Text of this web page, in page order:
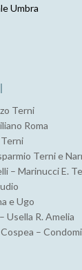
Umbra
Terni
Roma
Terni e
– Marinucci E.
e Ugo
Usella R. Amelia
–